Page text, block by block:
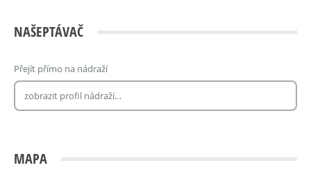
NAŠEPTÁVAČ
Přejít přímo na nádraží
MAPA